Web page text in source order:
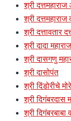
श्री
श्री दत्तमहाराज
श्री दत्तावतार
श्री दादा
श्री दासगणु
श्री दासोपंत
श्री दिंडोरीचे
श्री दिगंबरदास
श्री